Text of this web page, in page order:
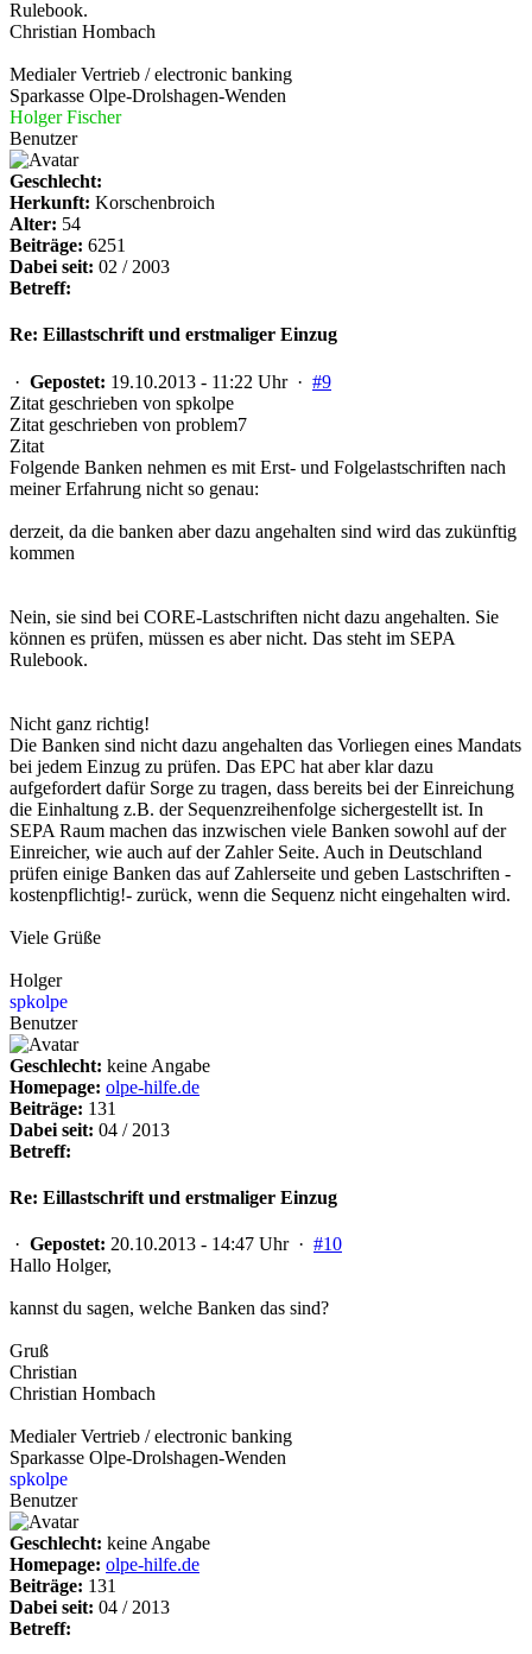
Rulebook.
Christian Hombach
Medialer Vertrieb / electronic banking
Sparkasse Olpe-Drolshagen-Wenden
Holger Fischer
Benutzer
Geschlecht:
Herkunft: Korschenbroich
Alter: 54
Beiträge: 6251
Dabei seit: 02 / 2003
Betreff:
Re: Eillastschrift und erstmaliger Einzug
· Gepostet: 19.10.2013 - 11:22 Uhr · #9
Zitat geschrieben von spkolpe
Zitat geschrieben von problem7
Zitat
Folgende Banken nehmen es mit Erst- und Folgelastschriften nach
meiner Erfahrung nicht so genau:
derzeit, da die banken aber dazu angehalten sind wird das zukünftig
kommen
Nein, sie sind bei CORE-Lastschriften nicht dazu angehalten. Sie
können es prüfen, müssen es aber nicht. Das steht im SEPA
Rulebook.
Nicht ganz richtig!
Die Banken sind nicht dazu angehalten das Vorliegen eines Mandats
bei jedem Einzug zu prüfen. Das EPC hat aber klar dazu
aufgefordert dafür Sorge zu tragen, dass bereits bei der Einreichung
die Einhaltung z.B. der Sequenzreihenfolge sichergestellt ist. In
SEPA Raum machen das inzwischen viele Banken sowohl auf der
Einreicher, wie auch auf der Zahler Seite. Auch in Deutschland
prüfen einige Banken das auf Zahlerseite und geben Lastschriften -
kostenpflichtig!- zurück, wenn die Sequenz nicht eingehalten wird.
Viele Grüße
Holger
spkolpe
Benutzer
Geschlecht: keine Angabe
Homepage: olpe-hilfe.de
Beiträge: 131
Dabei seit: 04 / 2013
Betreff:
Re: Eillastschrift und erstmaliger Einzug
· Gepostet: 20.10.2013 - 14:47 Uhr · #10
Hallo Holger,
kannst du sagen, welche Banken das sind?
Gruß
Christian
Christian Hombach
Medialer Vertrieb / electronic banking
Sparkasse Olpe-Drolshagen-Wenden
spkolpe
Benutzer
Geschlecht: keine Angabe
Homepage: olpe-hilfe.de
Beiträge: 131
Dabei seit: 04 / 2013
Betreff: